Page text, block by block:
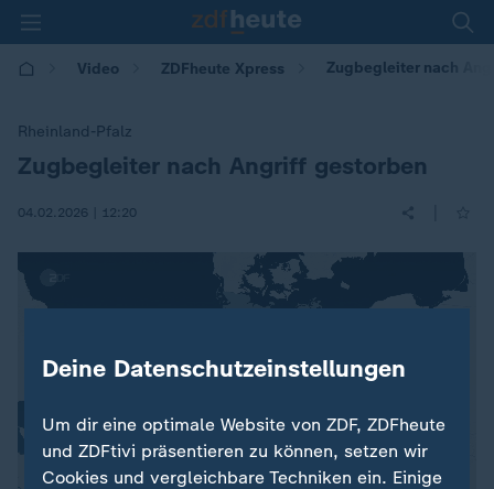
Video ZDFheute Xpress Zugbegleiter nach
Rheinland-Pfalz
:
Zugbegleiter nach Angriff gestorben
04.02.2026 | 12:20
Deine Datenschutzeinstellungen
Um dir eine optimale Website von ZDF, ZDFheute
und ZDFtivi präsentieren zu können, setzen wir
Cookies und vergleichbare Techniken ein. Einige